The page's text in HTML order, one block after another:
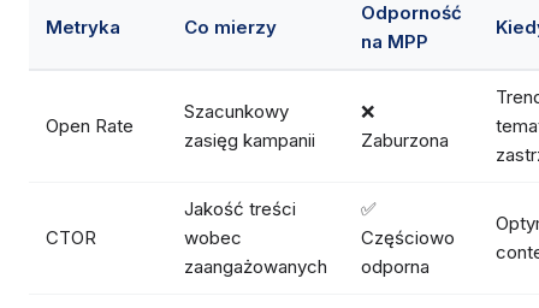
Metryka Co mierzy
Odporność
na MPP
Open Rate
Szacunkowy
zasięg kampanii
❌
Zaburzona
CTOR
Jakość treści
wobec
zaangażowanych
✅
Częściowo
odporna